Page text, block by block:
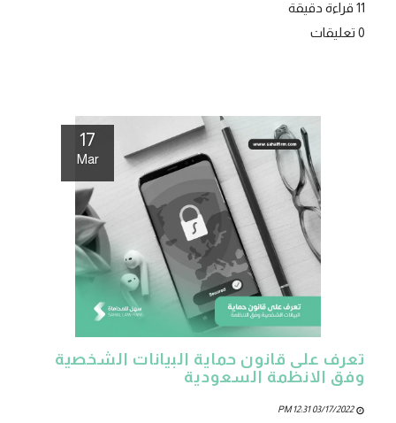
11 قراءة دقيقة
0 تعليقات
17
Mar
تعرف على قانون حماية البيانات الشخصية
وفق الانظمة السعودية
03/17/2022 12:31 PM